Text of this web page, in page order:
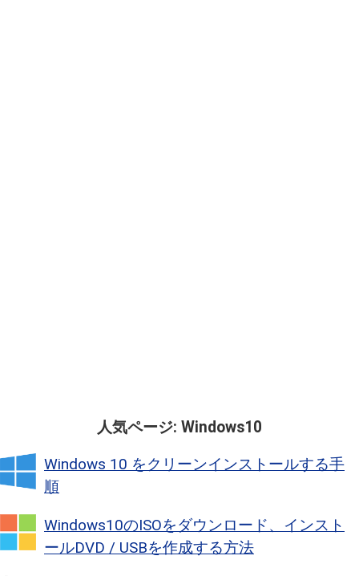
人気ページ: Windows10
Windows 10 をクリーンインストールする手
順
Windows10のISOをダウンロード、インスト
ールDVD / USBを作成する方法